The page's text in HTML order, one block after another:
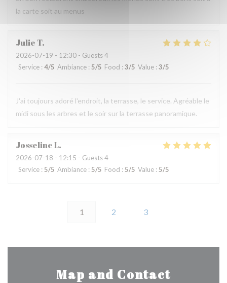
la carte soit au menus
Julie T
2026-07-19 - 12:30 - Guests 4
Service : 4/5 Ambiance : 5/5 Food : 3/5 Value : 3/5
J'ai toujours adoré l'endroit, la terrasse, le service. Agréable le
midi sous les arbres et le soir sur la terrasse panoramique.
JosselineL
2026-07-18 - 12:15 - Guests 4
Service : 5/5 Ambiance : 5/5 Food : 5/5 Value : 5/5
1 2 3
Map and Contact